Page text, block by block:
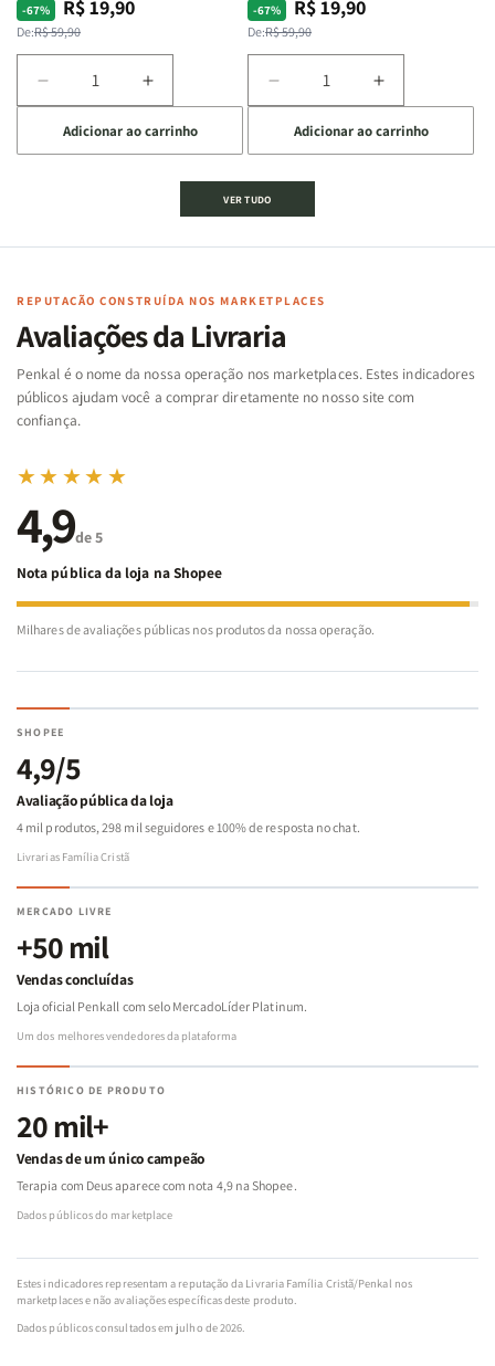
-67%
Preço
normal
De:R$ 59,90
Preço
promocional
R$ 19,90
Diminuir
a
quantidade
de
Cartas
Famílias
Bíblia
-
Penkal
Aumentar
a
quantidade
de
Jogo
Cartas
Famílias
da
Bíblia
-
Penkal
Adicionar ao carrinho
-67%
Preço
normal
De:R$ 59,90
Preço
promocional
R$ 19,90
Diminuir
a
quantidade
de
Jogo
|
de
Aumentar
a
quantidade
de
|
Adicionar ao carrinho
VER TUDO
REPUTAÇÃO CONSTRUÍDA NOS MARKETPLACES
Avaliações da Livraria
Penkal é o nome da nossa operação nos marketplaces. Estes indicadores
públicos ajudam você a comprar diretamente no nosso site com
confiança.
★★★★★
4,9de 5
Nota pública da loja na Shopee
Milhares de avaliações públicas nos produtos da nossa operação.
SHOPEE
4,9/5
Avaliação pública da loja
4 mil produtos, 298 mil seguidores e 100% de resposta no chat.
Livrarias Família Cristã
MERCADO LIVRE
+50 mil
Vendas concluídas
Loja oficial Penkall com selo MercadoLíder Platinum.
Um dos melhores vendedores da plataforma
HISTÓRICO DE PRODUTO
20 mil+
Vendas de um único campeão
Terapia com Deus aparece com nota 4,9 na Shopee.
Dados públicos do marketplace
Estes indicadores representam a reputação da Livraria Família Cristã/Penkal nos
marketplaces e não avaliações específicas deste produto.
Dados públicos consultados em julho de 2026.